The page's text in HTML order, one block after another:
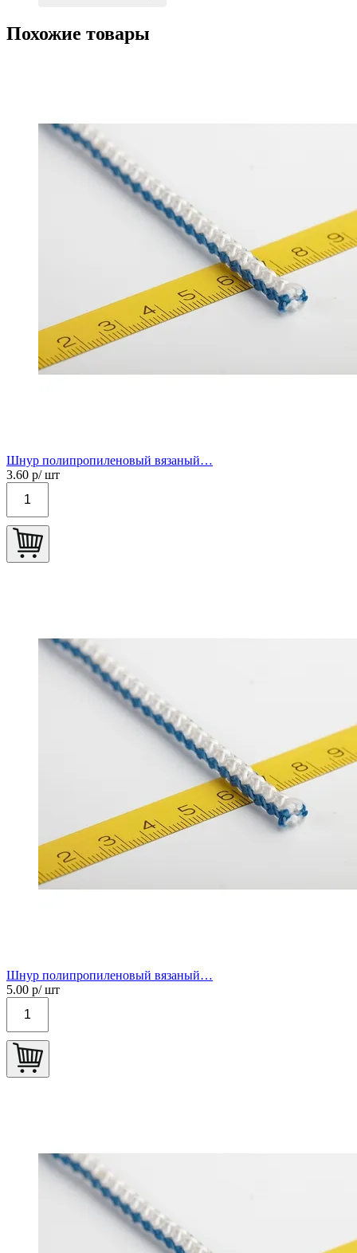
Похожие товары
Шнур полипропиленовый вязаный…
3.60 р/ шт
Шнур полипропиленовый вязаный…
5.00 р/ шт